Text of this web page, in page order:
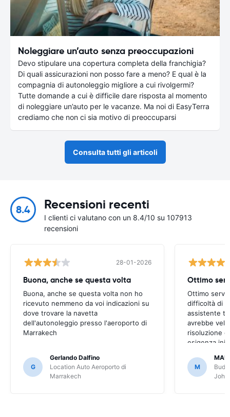
Noleggiare un’auto senza preoccupazioni
Devo stipulare una copertura completa della franchigia?
Di quali assicurazioni non posso fare a meno? E qual è la
compagnia di autonoleggio migliore a cui rivolgermi?
Tutte domande a cui è difficile dare risposta al momento
di noleggiare un’auto per le vacanze. Ma noi di EasyTerra
crediamo che non ci sia motivo di preoccuparsi
Consulta tutti gli articoli
8.4 Recensioni recenti
I clienti ci valutano con un 8.4/10 su 107913
recensioni
28-01-2026
Buona, anche se questa volta
Buona, anche se questa volta non ho
ricevuto nemmeno da voi indicazioni su
dove trovare la navetta
dell'autonoleggio presso l'aeroporto di
Marrakech
G
Gerlando Dalfino
Location Auto Aeroporto di
Marrakech
Ottimo
Ottimo
difficoltà di
assistente
avrebbe
risoluzione
esigenza
M